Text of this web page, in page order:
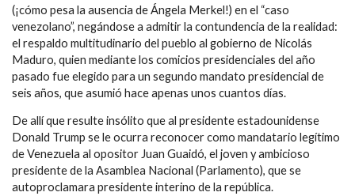
(¡cómo pesa la ausencia de Ángela Merkel!) en el “caso
venezolano”, negándose a admitir la contundencia de la realidad:
el respaldo multitudinario del pueblo al gobierno de Nicolás
Maduro, quien mediante los comicios presidenciales del año
pasado fue elegido para un segundo mandato presidencial de
seis años, que asumió hace apenas unos cuantos días.
De allí que resulte insólito que al presidente estadounidense
Donald Trump se le ocurra reconocer como mandatario legítimo
de Venezuela al opositor Juan Guaidó, el joven y ambicioso
presidente de la Asamblea Nacional (Parlamento), que se
autoproclamara presidente interino de la república.